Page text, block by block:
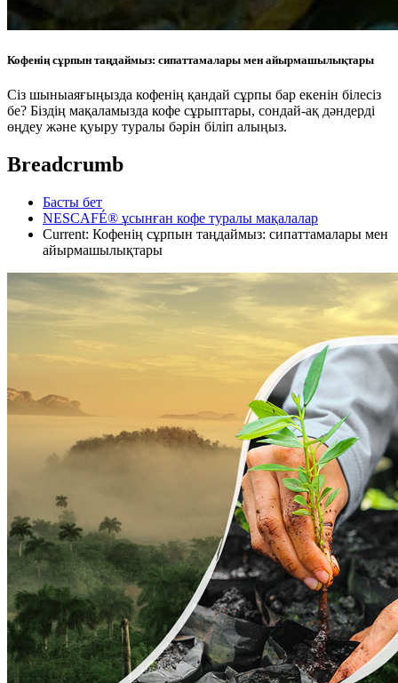
Кофенің сұрпын таңдаймыз: сипаттамалары мен айырмашылықтары
Сіз шыныаяғыңызда кофенің қандай сұрпы бар екенін білесіз
бе? Біздің мақаламызда кофе сұрыптары, сондай-ақ дәндерді
өңдеу және қуыру туралы бәрін біліп алыңыз.
Breadcrumb
Басты бет
NESCAFÉ® ұсынған кофе туралы мақалалар
Current: Кофенің сұрпын таңдаймыз: сипаттамалары мен
айырмашылықтары